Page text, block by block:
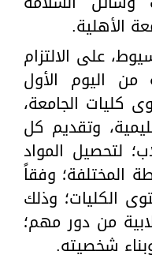
الأهلية.
على الالتزام
من اليوم الأول
كليات الجامعة،
وتقديم كل
لتحصيل المواد
المختلفة؛ وفقاً
الكليات؛ وذلك
من دور مهم؛
شخصيته.